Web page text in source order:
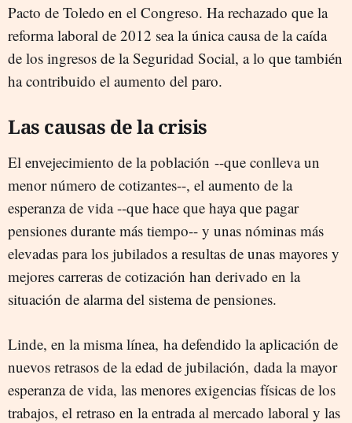
Pacto de Toledo en el Congreso. Ha rechazado que la
reforma laboral de 2012 sea la única causa de la caída
de los ingresos de la Seguridad Social, a lo que también
ha contribuido el aumento del paro.
Las causas de la crisis
El envejecimiento de la población --que conlleva un
menor número de cotizantes--, el aumento de la
esperanza de vida --que hace que haya que pagar
pensiones durante más tiempo-- y unas nóminas más
elevadas para los jubilados a resultas de unas mayores y
mejores carreras de cotización han derivado en la
situación de alarma del sistema de pensiones.
Linde, en la misma línea, ha defendido la aplicación de
nuevos retrasos de la edad de jubilación, dada la mayor
esperanza de vida, las menores exigencias físicas de los
trabajos, el retraso en la entrada al mercado laboral y las